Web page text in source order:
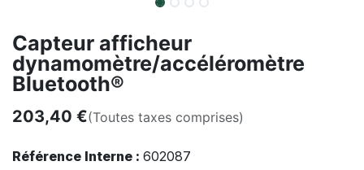
Capteur afficheur
dynamomètre/accéléromètre
Bluetooth®
203,40 €(Toutes taxes comprises)
Référence Interne : 602087